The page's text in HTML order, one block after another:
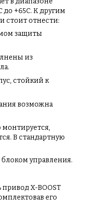
+65С. К другим
стоит отнести:
защиты
из
стойкий к
возможна
монтируется,
В стандартную
управления.
X-BOOST
его